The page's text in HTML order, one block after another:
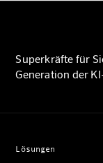
Superkräfte für
Generation der
Lösungen